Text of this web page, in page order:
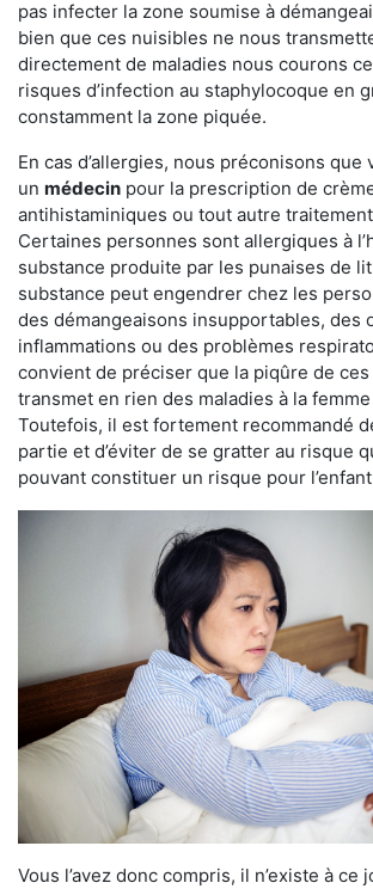
pas infecter la zone soumise à
bien que ces nuisibles ne nous
directement de maladies nous courons
risques d’infection au staphylocoque en
constamment la zone piquée.
En cas d’allergies, nous préconisons que
un médecin pour la prescription de
antihistaminiques ou tout autre
Certaines personnes sont allergiques à
substance produite par les punaises de
substance peut engendrer chez les
des démangeaisons insupportables, des
inflammations ou des problèmes
convient de préciser que la piqûre de
transmet en rien des maladies à la
Toutefois, il est fortement recommandé
partie et d’éviter de se gratter au risque
pouvant constituer un risque pour
Vous l’avez donc compris, il n’existe à ce